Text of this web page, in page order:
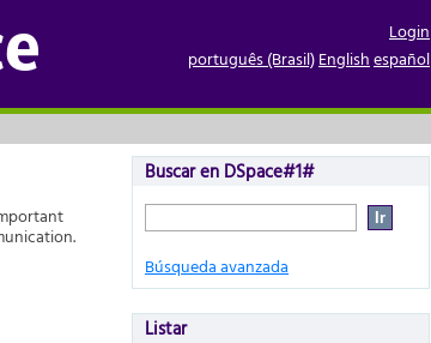
Login
português (Brasil)Englishespañol
Buscar en DSpace#1#
Búsqueda avanzada
Listar